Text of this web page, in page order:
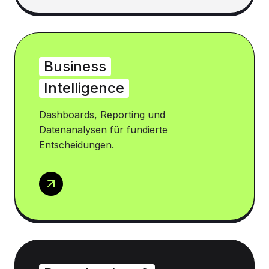
Business
Intelligence
Dashboards, Reporting und
Datenanalysen für fundierte
Entscheidungen.